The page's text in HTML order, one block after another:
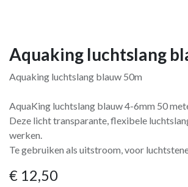
Aquaking luchtslang
Aquaking luchtslang blauw 50m
AquaKing luchtslang blauw 4-6mm 50
Deze licht transparante, flexibele
werken.
Te gebruiken als uitstroom, voor
€ 12,50